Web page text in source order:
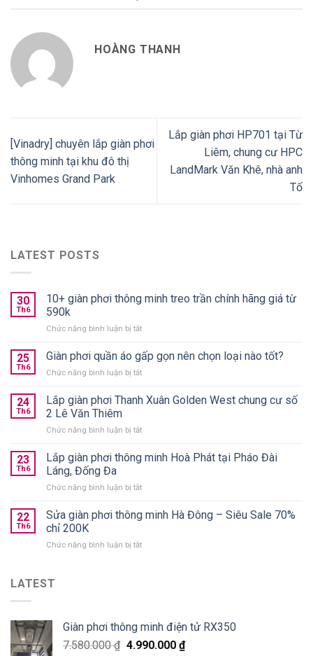
HOÀNG THANH
[Vinadry] chuyên lắp giàn phơi
thông minh tại khu đô thị
Vinhomes Grand Park
Lắp giàn phơi HP701 tại Từ
Liêm, chung cư HPC
LandMark Văn Khê, nhà anh
Tố
LATEST POSTS
30
Th6
10+ giàn phơi thông minh treo trần chính hãng giá từ
590k
Chức năng bình luận bị tắtở
giàn
phơi
thông
treo
hãng
từ
25
Th6
Giàn phơi quần áo gấp gọn nên chọn loại nào tốt?
Chức năng bình luận bị tắtở
phơi
gấp
nên
nào
24
Th6
Lắp giàn phơi Thanh Xuân Golden West chung cư số
2 Lê Văn Thiêm
Chức năng bình luận bị tắtở
giàn
Xuân
West
số
23
Th6
Lắp giàn phơi thông minh Hoà Phát tại Pháo Đài
Láng, Đống Đa
Chức năng bình luận bị tắtở
giàn
phơi
minh
Đống
Đa
22
Th6
Sửa giàn phơi thông minh Hà Đông – Siêu Sale 70%
chỉ 200K
Chức năng bình luận bị tắtở
Đông
–
Siêu
LATEST
Giàn phơi thông minh điện tử RX350
7.580.000₫ 4.990.000 ₫